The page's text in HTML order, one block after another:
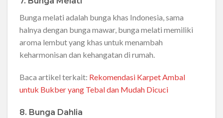
Bunga melati adalah bunga khas Indonesia, sama
halnya dengan bunga mawar, bunga melati memiliki
aroma lembut yang khas untuk menambah
keharmonisan dan kehangatan di rumah.
Baca artikel terkait: Rekomendasi Karpet Ambal
untuk Bukber yang Tebal dan Mudah Dicuci
8. Bunga Dahlia